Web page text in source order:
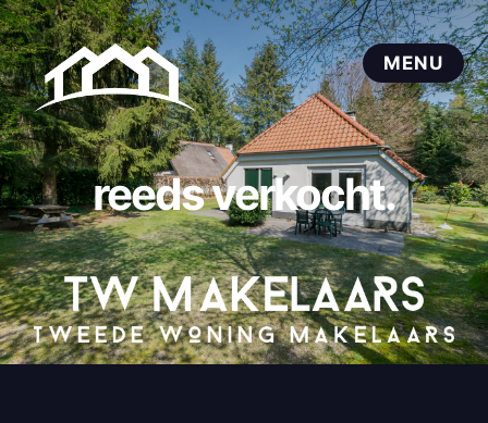
reeds verkocht.